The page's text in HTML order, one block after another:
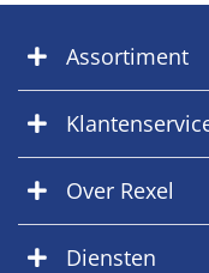
Assortiment
Over Rexel
Diensten